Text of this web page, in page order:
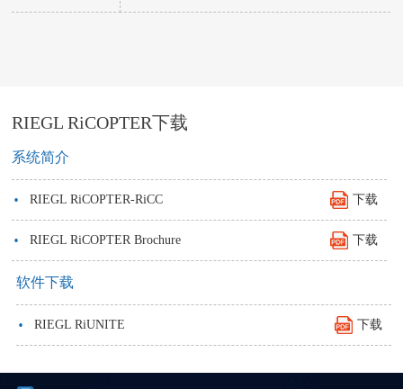
RIEGL RiCOPTER下载
系统简介
· RIEGL RiCOPTER-RiCC 下载
· RIEGL RiCOPTER Brochure 下载
软件下载
· RIEGL RiUNITE 下载